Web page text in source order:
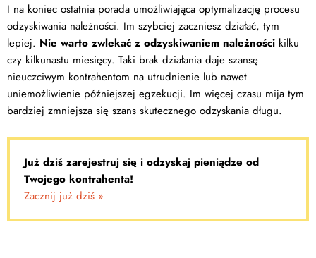
I na koniec ostatnia porada umożliwiająca optymalizację procesu
odzyskiwania należności. Im szybciej zaczniesz działać, tym
lepiej. Nie warto zwlekać z odzyskiwaniem należności kilku
czy kilkunastu miesięcy. Taki brak działania daje szansę
nieuczciwym kontrahentom na utrudnienie lub nawet
uniemożliwienie późniejszej egzekucji. Im więcej czasu mija tym
bardziej zmniejsza się szans skutecznego odzyskania długu.
Już dziś zarejestruj się i odzyskaj pieniądze od
Twojego kontrahenta!
Zacznij już dziś »